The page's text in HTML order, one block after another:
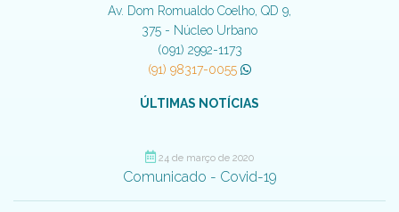
Av. Dom Romualdo Coelho, QD 9,
375 - Núcleo Urbano
(091) 2992-1173
(91) 98317-0055
ÚLTIMAS NOTÍCIAS
24 de março de 2020
Comunicado - Covid-19